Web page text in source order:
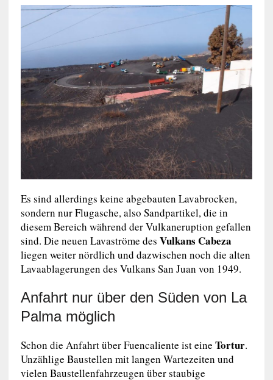
Es sind allerdings keine abgebauten Lavabrocken,
sondern nur Flugasche, also Sandpartikel, die in
diesem Bereich während der Vulkaneruption gefallen
sind. Die neuen Lavaströme des Vulkans Cabeza
liegen weiter nördlich und dazwischen noch die alten
Lavaablagerungen des Vulkans San Juan von 1949.
Anfahrt nur über den Süden von La
Palma möglich
Schon die Anfahrt über Fuencaliente ist eine Tortur.
Unzählige Baustellen mit langen Wartezeiten und
vielen Baustellenfahrzeugen über staubige